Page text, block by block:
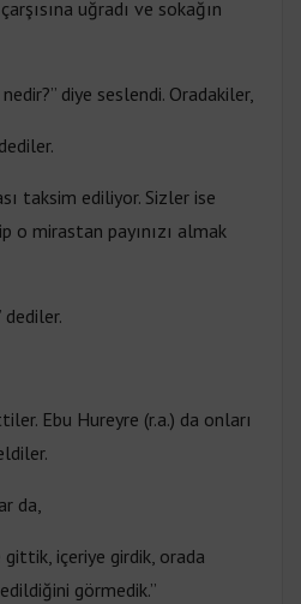
uğradı ve sokağın
diye seslendi. Oradakiler,
taksim ediliyor. Sizler ise
o mirastan payınızı almak
Ebu Hureyre (r.a.) da onları
da,
gittik, içeriye girdik, orada
görmedik.”